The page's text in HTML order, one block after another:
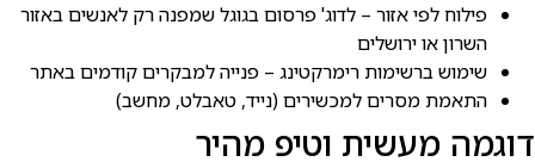
פילוח לפי אזור – לדוג' פרסום בגוגל שמפנה רק לאנשים באזור
השרון או ירושלים
שימוש ברשימות רימרקטינג – פנייה למבקרים קודמים באתר
התאמת מסרים למכשירים (נייד, טאבלט, מחשב)
דוגמה מעשית וטיפ מהיר